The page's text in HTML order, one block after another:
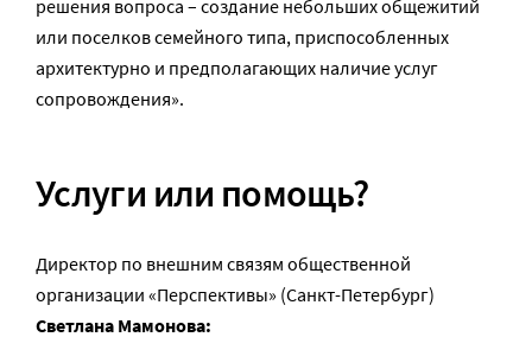
решения вопроса – создание небольших общежитий
или поселков семейного типа, приспособленных
архитектурно и предполагающих наличие услуг
сопровождения».
Услуги или помощь?
Директор по внешним связям общественной
организации «Перспективы» (Санкт-Петербург)
Светлана Мамонова: